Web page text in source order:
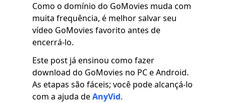
Como o domínio do GoMovies muda com
muita frequência, é melhor salvar seu
vídeo GoMovies favorito antes de
encerrá-lo.
Este post já ensinou como fazer
download do GoMovies no PC e Android.
As etapas são fáceis; você pode alcançá-lo
com a ajuda deAnyVid.